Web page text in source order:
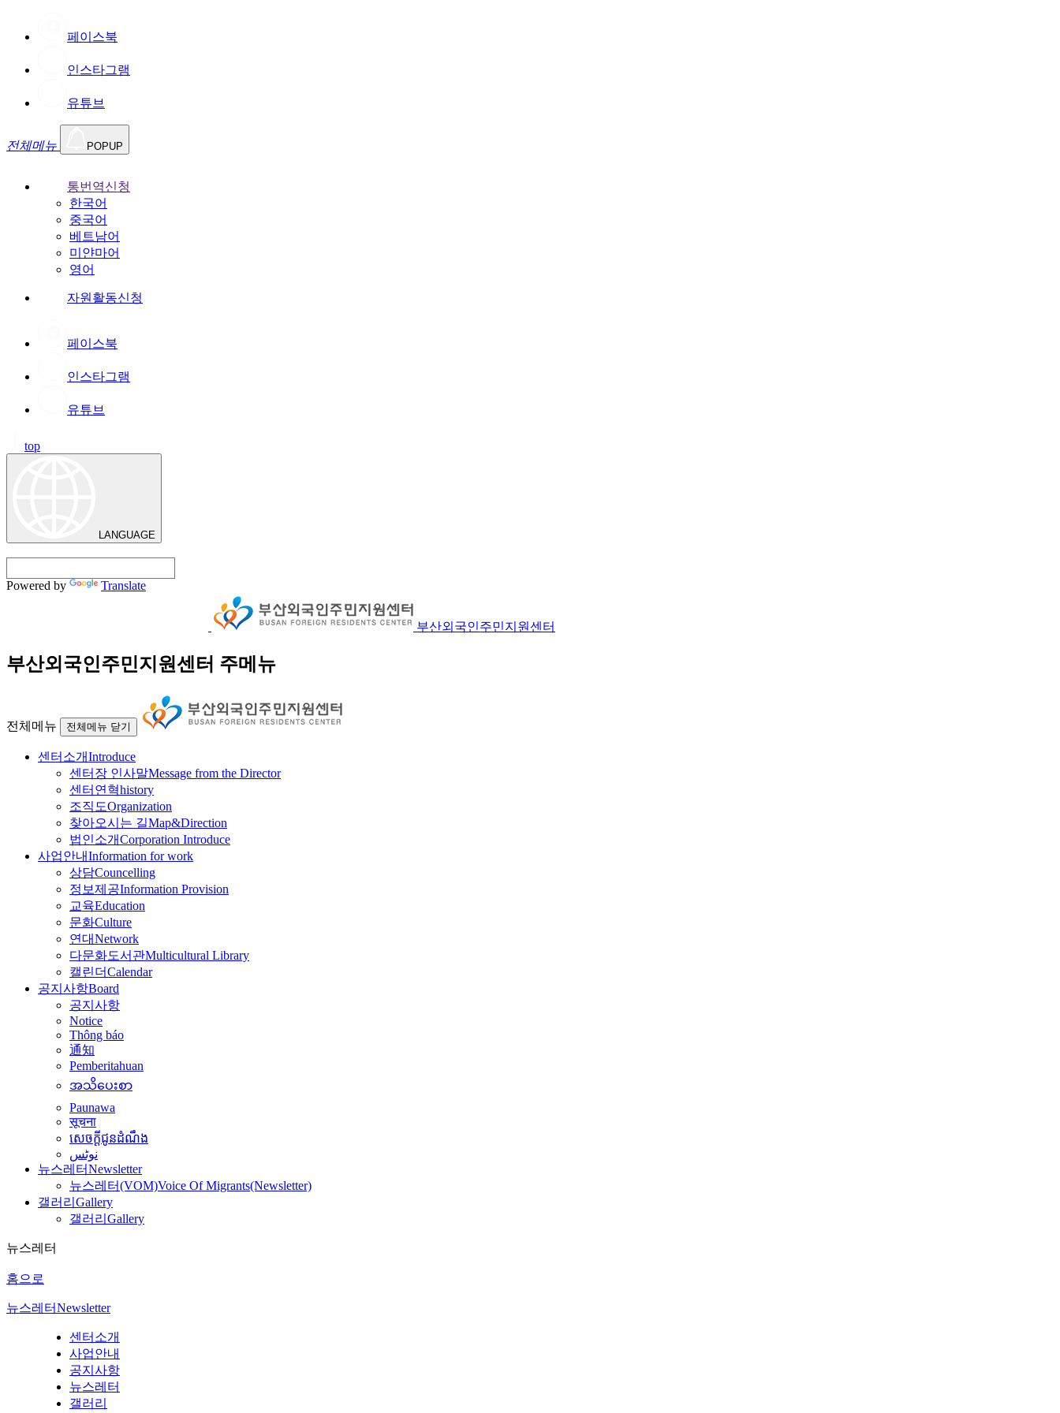
페이스북
인스타그램
유튜브
전체메뉴 POPUP
통번역신청
한국어
중국어
베트남어
미얀마어
영어
자원활동신청
페이스북
인스타그램
유튜브
top
LANGUAGE
Powered by Translate
부산외국인주민지원센터
부산외국인주민지원센터 주메뉴
전체메뉴 전체메뉴 닫기
센터소개Introduce
센터장 인사말Message from the Director
센터연혁history
조직도Organization
찾아오시는 길Map&Direction
법인소개Corporation Introduce
사업안내Information for work
상담Councelling
정보제공Information Provision
교육Education
문화Culture
연대Network
다문화도서관Multicultural Library
캘린더Calendar
공지사항Board
공지사항
Notice
Thông báo
通知
Pemberitahuan
အသိပေးစာ
Paunawa
सूचना
សេចក្តីជូនដំណឹង
نوٹس
뉴스레터Newsletter
뉴스레터(VOM)Voice Of Migrants(Newsletter)
갤러리 Gallery
갤러리 Gallery
뉴스레터
홈으로
뉴스레터Newsletter
센터소개
사업안내
공지사항
뉴스레터
갤러리